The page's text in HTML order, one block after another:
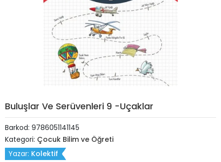
Buluşlar Ve Serüvenleri 9 -Uçaklar
Barkod: 9786051141145
Kategori: Çocuk Bilim ve Öğreti
Yazar: Kolektif